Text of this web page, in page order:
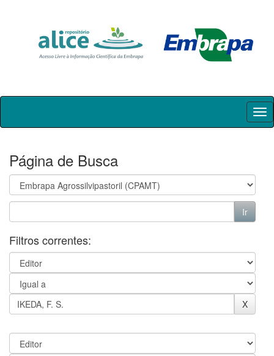
Skip
Página de Busca
Filtros correntes: